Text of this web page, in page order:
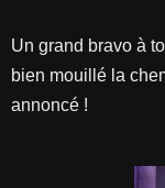
Un grand bravo à
bien mouillé la
annoncé !